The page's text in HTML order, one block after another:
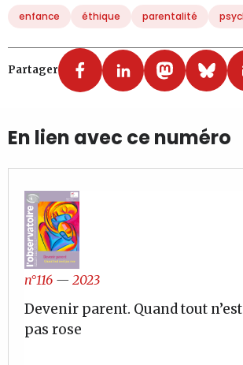
enfance éthique parentalité
Partager
En lien avec ce numéro
n°116 — 2023
Devenir parent. Quand tout n’est
pas rose